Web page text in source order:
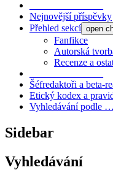
Nejnovější příspěvky
Přehled sekcí open
Fanfikce
Autorská
Recenze a
Šéfredaktoři a beta-
Etický kodex a
Vyhledávání podle …
Sidebar
Vyhledávání